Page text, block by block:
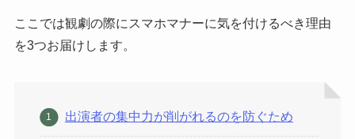
ここでは観劇の際にスマホマナーに気を付けるべき理由
を3つお届けします。
出演者の集中力が削がれるのを防ぐため